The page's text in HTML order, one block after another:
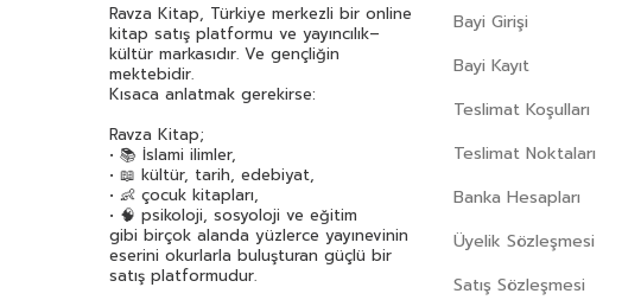
Ravza Kitap, Türkiye merkezli bir online
kitap satış platformu ve yayıncılık–
kültür markasıdır. Ve gençliğin
mektebidir.
Kısaca anlatmak gerekirse:
Ravza Kitap;
• 📚 İslami ilimler,
• 📖 kültür, tarih, edebiyat,
• 👶 çocuk kitapları,
• 🧠 psikoloji, sosyoloji ve eğitim
gibi birçok alanda yüzlerce yayınevinin
eserini okurlarla buluşturan güçlü bir
satış platformudur.
Bayi Girişi
Bayi Kayıt
Teslimat Koşulları
Teslimat Noktaları
Banka Hesapları
Üyelik Sözleşmesi
Satış Sözleşmesi